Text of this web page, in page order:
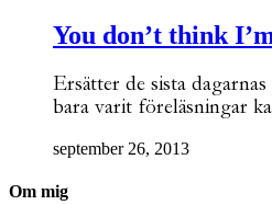
You don’t think
Ersätter de sista
bara varit föreläsningar
september 26, 2013
Om mig